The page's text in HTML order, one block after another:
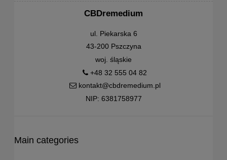
CBDremedium
ul. Piekarska 6
43-200 Pszczyna
woj. śląskie
+48 32 555 04 82
kontakt@cbdremedium.pl
NIP: 6381758977
Main categories